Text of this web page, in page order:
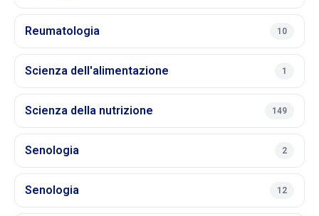
Reumatologia 10
Scienza dell'alimentazione 1
Scienza della nutrizione 149
Senologia 2
Senologia 12